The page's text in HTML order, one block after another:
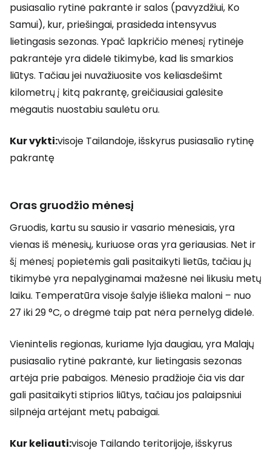
pusiasalio rytinė pakrantė ir salos (pavyzdžiui, Ko
Samui), kur, priešingai, prasideda intensyvus
lietingasis sezonas. Ypač lapkričio mėnesį rytinėje
pakrantėje yra didelė tikimybė, kad lis smarkios
liūtys. Tačiau jei nuvažiuosite vos keliasdešimt
kilometrų į kitą pakrantę, greičiausiai galėsite
mėgautis nuostabiu saulėtu oru.
Kur vykti:visoje Tailandoje, išskyrus pusiasalio rytinę
pakrantę
Oras gruodžio mėnesį
Gruodis, kartu su sausio ir vasario mėnesiais, yra
vienas iš mėnesių, kuriuose oras yra geriausias. Net ir
šį mėnesį popietėmis gali pasitaikyti lietūs, tačiau jų
tikimybė yra nepalyginamai mažesnė nei likusiu metų
laiku. Temperatūra visoje šalyje išlieka maloni – nuo
27 iki 29 °C, o drėgmė taip pat nėra pernelyg didelė.
Vienintelis regionas, kuriame lyja daugiau, yra Malajų
pusiasalio rytinė pakrantė, kur lietingasis sezonas
artėja prie pabaigos. Mėnesio pradžioje čia vis dar
gali pasitaikyti stiprios liūtys, tačiau jos palaipsniui
silpnėja artėjant metų pabaigai.
Kur keliauti:visoje Tailando teritorijoje, išskyrus